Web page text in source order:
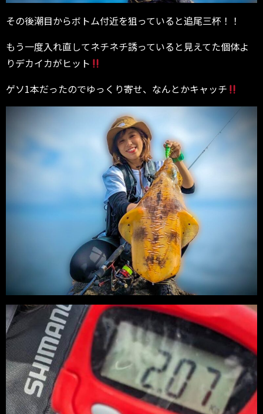
その後潮目からボトム付近を狙っていると追尾三杯！！
もう一度入れ直してネチネチ誘っていると見えてた個体よ
りデカイカがヒット
ゲソ1本だったのでゆっくり寄せ、なんとかキャッチ